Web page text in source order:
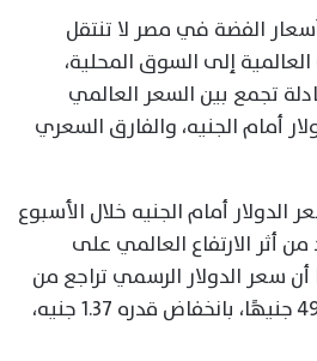
الفضة في مصر لا تنتقل
إلى السوق المحلية،
تجمع بين السعر العالمي
أمام الجنيه، والفارق السعري
أمام الجنيه خلال الأسبوع
أثر الارتفاع العالمي على
أن سعر الدولار الرسمي تراجع من
نحو 51.22 جنيهًا إلى 49.85 جنيهًا، بانخفاض قدره 1.37 جنيه،